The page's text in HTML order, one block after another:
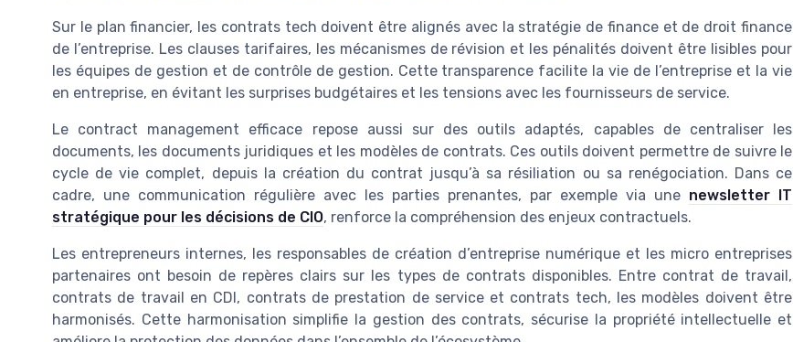
Sur le plan financier, les contrats tech doivent être alignés avec la stratégie de finance et de droit finance
de l’entreprise. Les clauses tarifaires, les mécanismes de révision et les pénalités doivent être lisibles pour
les équipes de gestion et de contrôle de gestion. Cette transparence facilite la vie de l’entreprise et la vie
en entreprise, en évitant les surprises budgétaires et les tensions avec les fournisseurs de service.
Le contract management efficace repose aussi sur des outils adaptés, capables de centraliser les
documents, les documents juridiques et les modèles de contrats. Ces outils doivent permettre de suivre le
cycle de vie complet, depuis la création du contrat jusqu’à sa résiliation ou sa renégociation. Dans ce
cadre, une communication régulière avec les parties prenantes, par exemple via une newsletter IT
stratégique pour les décisions de CIO, renforce la compréhension des enjeux contractuels.
Les entrepreneurs internes, les responsables de création d’entreprise numérique et les micro entreprises
partenaires ont besoin de repères clairs sur les types de contrats disponibles. Entre contrat de travail,
contrats de travail en CDI, contrats de prestation de service et contrats tech, les modèles doivent être
harmonisés. Cette harmonisation simplifie la gestion des contrats, sécurise la propriété intellectuelle et